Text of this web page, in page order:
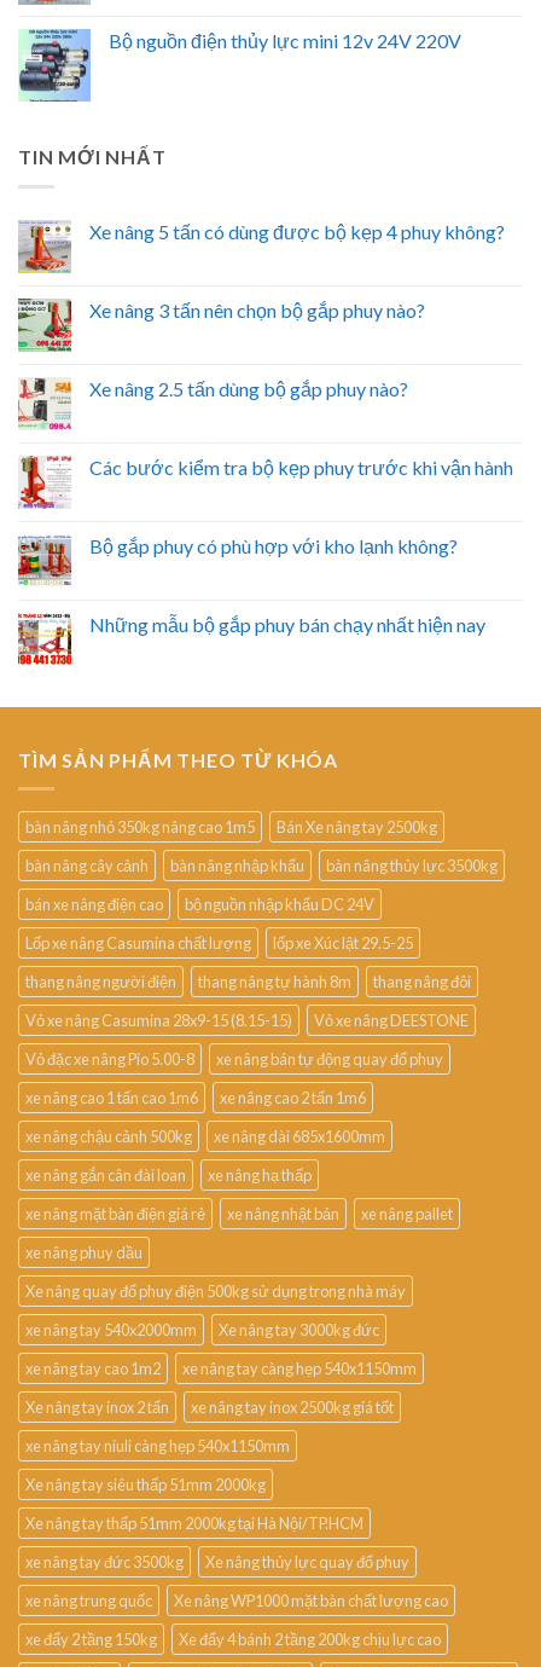
Bộ nguồn điện thủy lực mini 12v 24V 220V
TIN MỚI NHẤT
Xe nâng 5 tấn có dùng được bộ kẹp 4 phuy không?
Xe nâng 3 tấn nên chọn bộ gắp phuy nào?
Xe nâng 2.5 tấn dùng bộ gắp phuy nào?
Các bước kiểm tra bộ kẹp phuy trước khi vận hành
Bộ gắp phuy có phù hợp với kho lạnh không?
Những mẫu bộ gắp phuy bán chạy nhất hiện nay
TÌM SẢN PHẨM THEO TỪ KHÓA
bàn nâng nhỏ 350kg nâng cao 1m5
Bán Xe nâng tay 2500kg
bàn nâng cây cảnh
bàn nâng nhập khẩu
bàn nâng thủy lực 3500kg
bán xe nâng điện cao
bộ nguồn nhập khẩu DC 24V
Lốp xe nâng Casumina chất lượng
lốp xe Xúc lật 29.5-25
thang nâng người điện
thang nâng tự hành 8m
thang nâng đôi
Vỏ xe nâng Casumina 28x9-15 (8.15-15)
Vỏ xe nâng DEESTONE
Vỏ đặc xe nâng Pio 5.00-8
xe nâng bán tự động quay đổ phuy
xe nâng cao 1 tấn cao 1m6
xe nâng cao 2 tấn 1m6
xe nâng chậu cảnh 500kg
xe nâng dài 685x1600mm
xe nâng gắn cân đài loan
xe nâng hạ thấp
xe nâng mặt bàn điện giá rẻ
xe nâng nhật bản
xe nâng pallet
xe nâng phuy dầu
Xe nâng quay đổ phuy điện 500kg sử dụng trong nhà máy
xe nâng tay 540x2000mm
Xe nâng tay 3000kg đức
xe nâng tay cao 1m2
xe nâng tay càng hẹp 540x1150mm
Xe nâng tay inox 2 tấn
xe nâng tay inox 2500kg giá tốt
xe nâng tay niuli càng hẹp 540x1150mm
Xe nâng tay siêu thấp 51mm 2000kg
Xe nâng tay thấp 51mm 2000kg tại Hà Nội/TP.HCM
xe nâng tay đức 3500kg
Xe nâng thủy lực quay đổ phuy
xe nâng trung quốc
Xe nâng WP1000 mặt bàn chất lượng cao
xe đẩy 2 tầng 150kg
Xe đẩy 4 bánh 2 tầng 200kg chịu lực cao